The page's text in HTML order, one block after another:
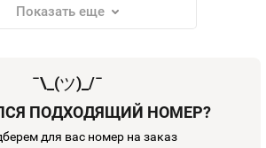
Показать еще
¯\_(ツ)_/¯
ПОДХОДЯЩИЙ НОМЕР?
для вас номер на заказ